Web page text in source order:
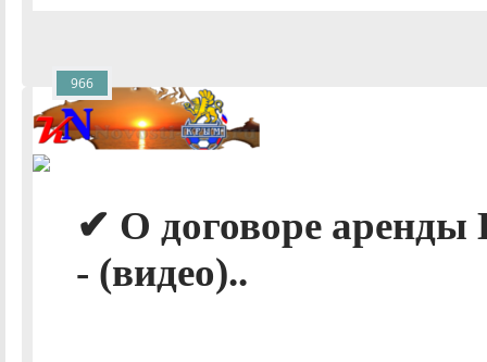
✔ О договоре аренды
- (видео)..
966